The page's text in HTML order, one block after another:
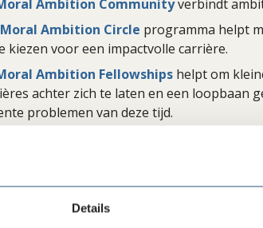
Details
Ambition Communityverbindt
Moral Ambition Circle programma helpt
kiezen voor een impactvolle carrière.
Ambition Fellowships helpt om
achter zich te laten en een loopbaan
problemen van deze tijd.